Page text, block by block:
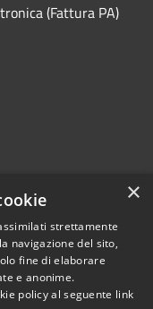
(Fattura PA)
© 2026 • Provincia di
Pavia • Powered by
•Accesso
redazione
×
strettamente
navigazione del sito,
fine di elaborare
e anonime.
policy al seguente link